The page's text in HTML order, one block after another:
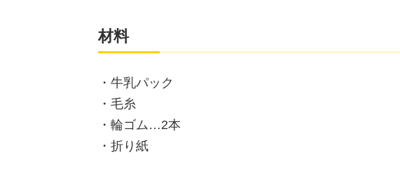
材料
・牛乳パック
・毛糸
・輪ゴム…2本
・折り紙